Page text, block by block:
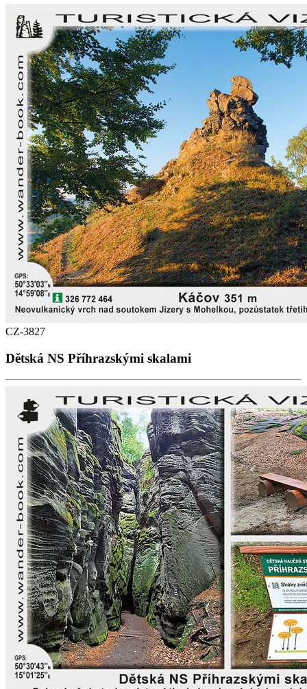
CZ-3827
Dětská NS Příhrazskými skalami